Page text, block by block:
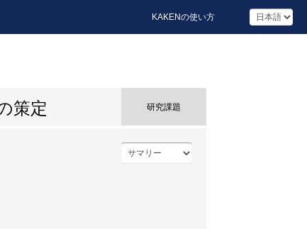
KAKENの使い方
策定 研究課題